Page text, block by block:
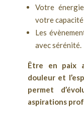
Votre
votre capacité
Les
avec sérénité.
Être en paix
douleur et
permet
aspirations